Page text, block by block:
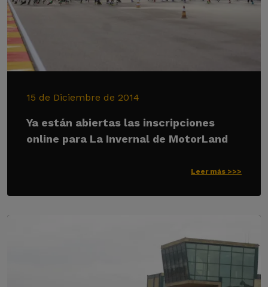
15 de Diciembre de 2014
Ya están abiertas las inscripciones
online para La Invernal de MotorLand
Leer más >>>